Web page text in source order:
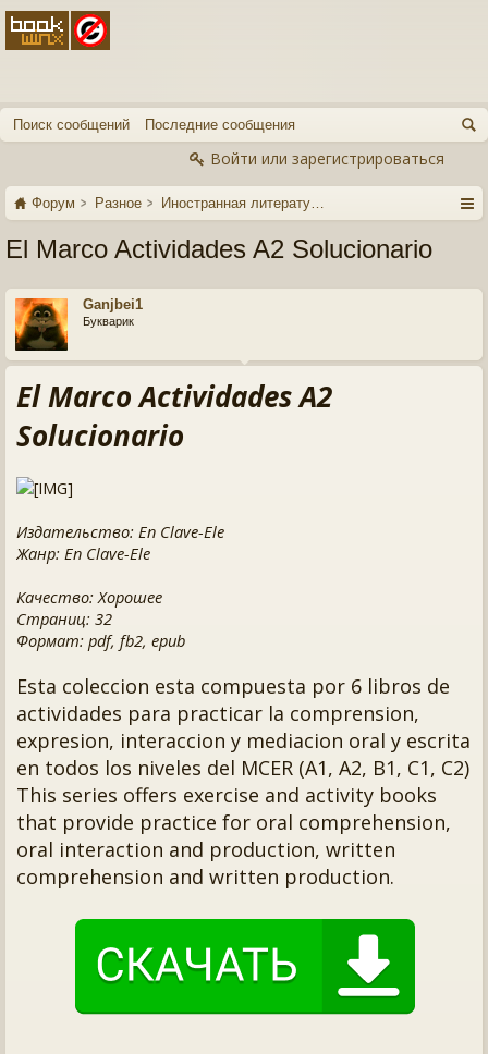
Поиск сообщений Последние сообщения
Войти или зарегистрироваться
Форум Разное Иностранная литература
El Marco Actividades A2 Solucionario
Ganjbei1
Букварик
El Marco Actividades A2
Solucionario
Издательство: En Clave-Ele
Жанр: En Clave-Ele
Качество: Хорошее
Страниц: 32
Формат: pdf, fb2, epub
Esta coleccion esta compuesta por 6 libros de
actividades para practicar la comprension,
expresion, interaccion y mediacion oral y escrita
en todos los niveles del MCER (A1, A2, B1, C1, C2)
This series offers exercise and activity books
that provide practice for oral comprehension,
oral interaction and production, written
comprehension and written production.